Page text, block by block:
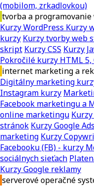
(mobilom, zrkadlovkou)
tvorba a
Kurzy WordPress Kurzy
kurzy Kurzy tvorby web
skript Kurzy CSS Kurzy
Pokročilé kurzy HTML 5,
internet marketing a
Digitálny marketing
Instagram kurzy
Facebook marketingu a
online marketingu
stránok Kurzy Google
marketing Kurzy
Facebooku (FB) - kurzy
sociálnych sieťach
Kurzy Google reklamy
serverové operačné